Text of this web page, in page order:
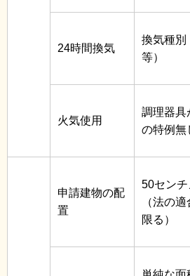
24時間換気
換気種別
等）
火気使用
調理器具
の特例無
申請建物の配
置
50セン
（法の
限る）